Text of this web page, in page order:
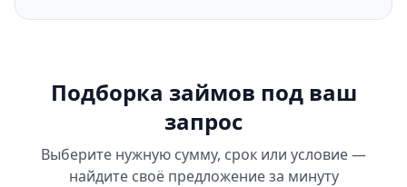
Подборка займов под ваш
запрос
Выберите нужную сумму, срок или условие —
найдите своё предложение за минуту